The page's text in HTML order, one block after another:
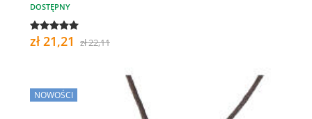
DOSTĘPNY
zł 21,21 zł 22,11
NOWOŚCI